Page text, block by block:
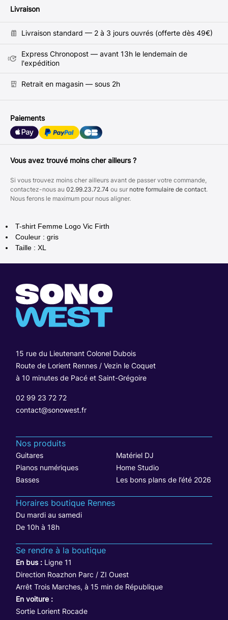
Livraison
Livraison standard — 2 à 3 jours ouvrés (offerte dès 49€)
Express Chronopost — avant 13h le lendemain de
l'expédition
Retrait en magasin — sous 2h
Paiements
Vous avez trouvé moins cher ailleurs ?
Si vous trouvez moins cher ailleurs avant de passer votre commande,
contactez-nous au 02.99.23.72.74 ou sur notre formulaire de contact.
Nous ferons le maximum pour nous aligner.
T-shirt Femme Logo Vic Firth
Couleur : gris
Taille : XL
15 rue du Lieutenant Colonel Dubois
Route de Lorient Rennes / Vezin le Coquet
à 10 minutes de Pacé et Saint-Grégoire
02 99 23 72 72
contact@sonowest.fr
Nos produits
Guitares
Matériel DJ
Pianos numériques
Home Studio
Basses
Les bons plans de l’été 2026
Horaires boutique Rennes
Du mardi au samedi
De 10h à 18h
Se rendre à la boutique
En bus : Ligne 11
Direction Roazhon Parc / ZI Ouest
Arrêt Trois Marches, à 15 min de République
En voiture :
Sortie Lorient Rocade